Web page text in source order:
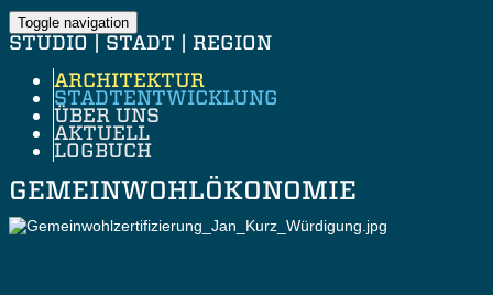
Toggle navigation
STUDIO | STADT | REGION
ARCHITEKTUR
STADTENTWICKLUNG
ÜBER UNS
AKTUELL
LOGBUCH
GEMEINWOHLÖKONOMIE